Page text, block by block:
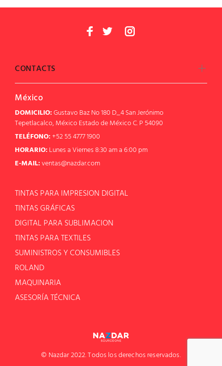
CONTACTS
México
DOMICILIO:Gustavo Baz No 180 D_4 San Jerónimo
Tepetlacalco, México Estado de México C. P 54090
TELÉFONO:+52 55 4777 1900
HORARIO: Lunes a Viernes 8:30 am a 6:00 pm
E-MAIL:ventas@nazdar.com
TINTAS PARA IMPRESION DIGITAL
TINTAS GRÁFICAS
DIGITAL PARA SUBLIMACION
TINTAS PARA TEXTILES
SUMINISTROS Y CONSUMIBLES
ROLAND
MAQUINARIA
ASESORÍA TÉCNICA
© Nazdar 2022. Todos los derechos reservados.